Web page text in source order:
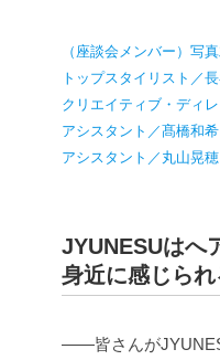
（座談会メンバー）写
トップスタイリスト／
クリエイティブ・ディ
アシスタント／髙橋和
アシスタント／丸山晃
JYUNESUはへ
身近に感じら
――皆さんが